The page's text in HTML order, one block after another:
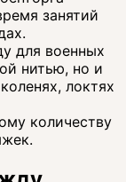
занятий
для военных
нитью, но и
локтях
количеству